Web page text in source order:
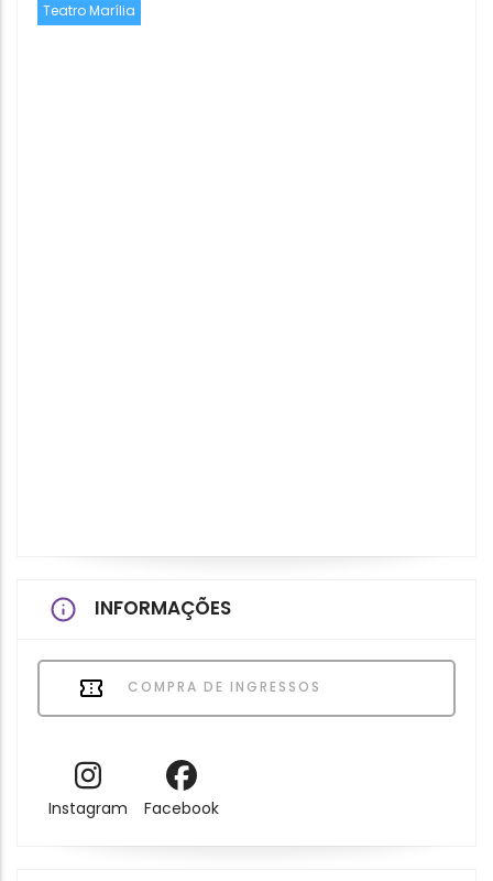
Teatro Marília
INFORMAÇÕES
COMPRA DE INGRESSOS
Instagram Facebook